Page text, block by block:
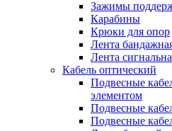
Зажимы
Карабины
Крюки для опор
Лента
Лента
Кабель оптический
Подвесные
элементом
Подвесные
Подвесные